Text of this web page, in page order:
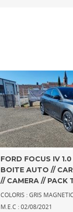
FORD FOCUS IV
BOITE AUTO //
// CAMERA // PACK
COLORIS : GRIS MAGNETIC
M.E.C : 02/08/2021